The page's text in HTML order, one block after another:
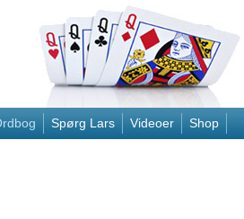
Spørg Lars Videoer Shop